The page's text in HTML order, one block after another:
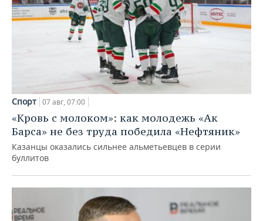
Спорт 07 авг, 07:00
«Кровь с молоком»: как молодежь «Ак
Барса» не без труда победила «Нефтяник»
Казанцы оказались сильнее альметьевцев в серии
буллитов